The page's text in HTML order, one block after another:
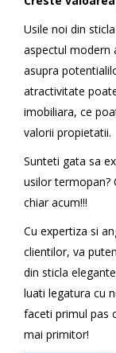
Usile noi din
aspectul modern
asupra
atractivitate
imobiliara, ce
valorii propietatii.
Sunteti gata sa
usilor termopan?
chiar acum!!!
Cu expertiza si
clientilor, va
din sticla
luati legatura cu
faceti primul pas
mai primitor!